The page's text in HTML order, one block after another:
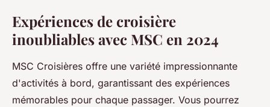
Expériences de croisière
inoubliables avec MSC en 2024
MSC Croisières offre une variété impressionnante
d'activités à bord, garantissant des expériences
mémorables pour chaque passager. Vous pourrez